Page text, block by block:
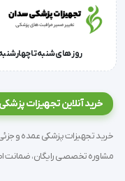
روز های شنبه تا چهارشنبه از ساعت 9 الی 17 و روز
خرید آنلاین تجهیزات
مشاوره تخصصی رایگان، ضمانت